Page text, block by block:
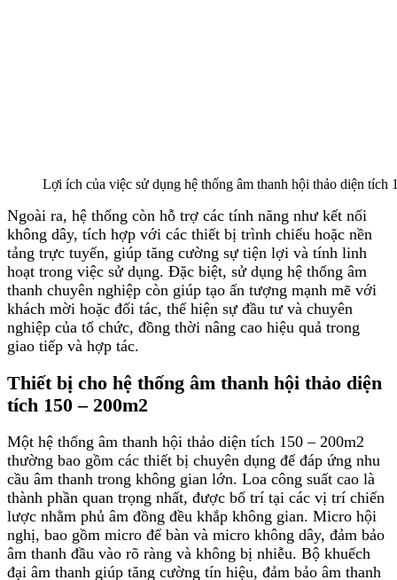
Lợi ích của việc sử dụng hệ thống âm thanh hội thảo diện tích
Ngoài ra, hệ thống còn hỗ trợ các tính năng như kết nối
không dây, tích hợp với các thiết bị trình chiếu hoặc nền
tảng trực tuyến, giúp tăng cường sự tiện lợi và tính linh
hoạt trong việc sử dụng. Đặc biệt, sử dụng hệ thống âm
thanh chuyên nghiệp còn giúp tạo ấn tượng mạnh mẽ với
khách mời hoặc đối tác, thể hiện sự đầu tư và chuyên
nghiệp của tổ chức, đồng thời nâng cao hiệu quả trong
giao tiếp và hợp tác.
Thiết bị cho hệ thống âm thanh hội thảo diện
tích 150 – 200m2
Một hệ thống âm thanh hội thảo diện tích 150 – 200m2
thường bao gồm các thiết bị chuyên dụng để đáp ứng nhu
cầu âm thanh trong không gian lớn. Loa công suất cao là
thành phần quan trọng nhất, được bố trí tại các vị trí chiến
lược nhằm phủ âm đồng đều khắp không gian. Micro hội
nghị, bao gồm micro để bàn và micro không dây, đảm bảo
âm thanh đầu vào rõ ràng và không bị nhiễu. Bộ khuếch
đại âm thanh giúp tăng cường tín hiệu, đảm bảo âm thanh